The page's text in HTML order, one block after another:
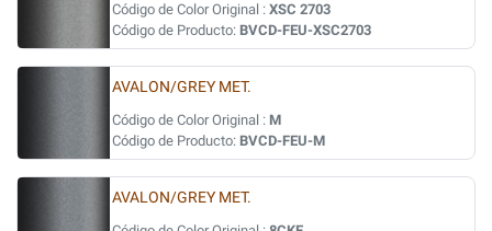
Código de Color Original : XSC 2703
Código de Producto: BVCD-FEU-XSC2703
AVALON/GREY MET.
Código de Color Original : M
Código de Producto: BVCD-FEU-M
AVALON/GREY MET.